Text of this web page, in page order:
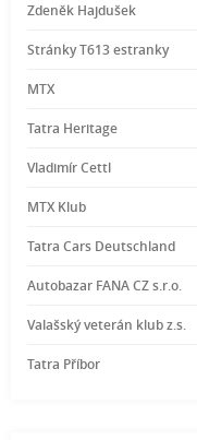
Zdeněk Hajdušek
Stránky T613 estranky
MTX
Tatra Heritage
Vladimír Cettl
MTX Klub
Tatra Cars Deutschland
Autobazar FANA CZ s.r.o.
Valašský veterán klub z.s.
Tatra Příbor